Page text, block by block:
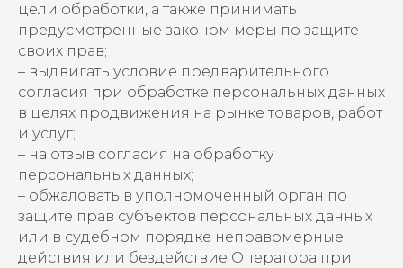
цели обработки, а также принимать
предусмотренные законом меры по защите
своих прав;
– выдвигать условие предварительного
согласия при обработке персональных данных
в целях продвижения на рынке товаров, работ
и услуг;
– на отзыв согласия на обработку
персональных данных;
– обжаловать в уполномоченный орган по
защите прав субъектов персональных данных
или в судебном порядке неправомерные
действия или бездействие Оператора при